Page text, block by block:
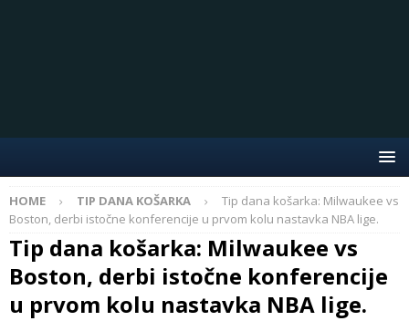
HOME TIP DANA KOŠARKA
Tip dana košarka: Milwaukee vs
Boston, derbi istočne konferencije u prvom kolu nastavka NBA lige.
Tip dana košarka: Milwaukee vs
Boston, derbi istočne konferencije
u prvom kolu nastavka NBA lige.